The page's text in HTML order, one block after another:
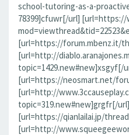
school-tutoring-as-a-
78399]cfuwr[/url]
[url=https://forum.mbenz.it/
[url=http://
topic=1429.new#new]xsgyf[/
[url=https://neosmart.net/
[url=http://
topic=319.new#new]grgfr[/url]
[url=https://qianlailai.jp/
[url=http://